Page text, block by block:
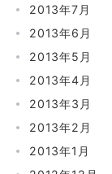
2013年7月
2013年6月
2013年5月
2013年4月
2013年3月
2013年2月
2013年1月